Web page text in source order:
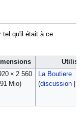
tel qu'il était à ce
× 2 560
Mio)
La Boutiere
(discussion|